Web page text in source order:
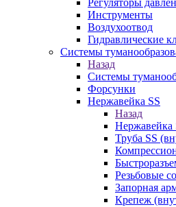
Регуляторы
Инструменты
Воздухоотвод
Гидравлические
Системы
Назад
Системы
Форсунки
Нержавейка SS
Назад
Нержавейка
Труба SS
Резьбовые
Запорная
Крепеж